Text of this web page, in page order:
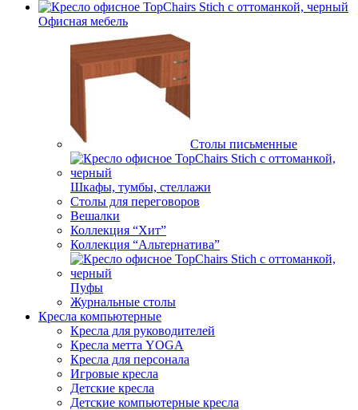
Офисная мебель
Столы письменные
Шкафы, тумбы, стеллажи
Столы для переговоров
Вешалки
Коллекция “Хит”
Коллекция “Альтернатива”
Пуфы
Журнальные столы
Кресла компьютерные
Кресла для руководителей
Кресла метта YOGA
Кресла для персонала
Игровые кресла
Детские кресла
Детские компьютерные кресла